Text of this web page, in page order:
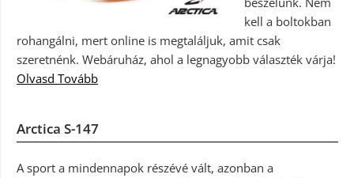
kell a boltokban
rohangálni, mert online is megtaláljuk, amit csak
szeretnénk. Webáruház, ahol a legnagyobb választék várja!
Olvasd Tovább
Arctica S-147
A sport a mindennapok részévé vált, azonban a